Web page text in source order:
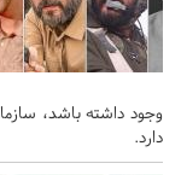
دارد.